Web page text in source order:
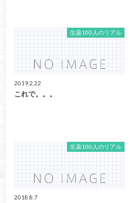
生薬100人のリアル
2019.2.22
これで。。。
生薬100人のリアル
2018.8.7